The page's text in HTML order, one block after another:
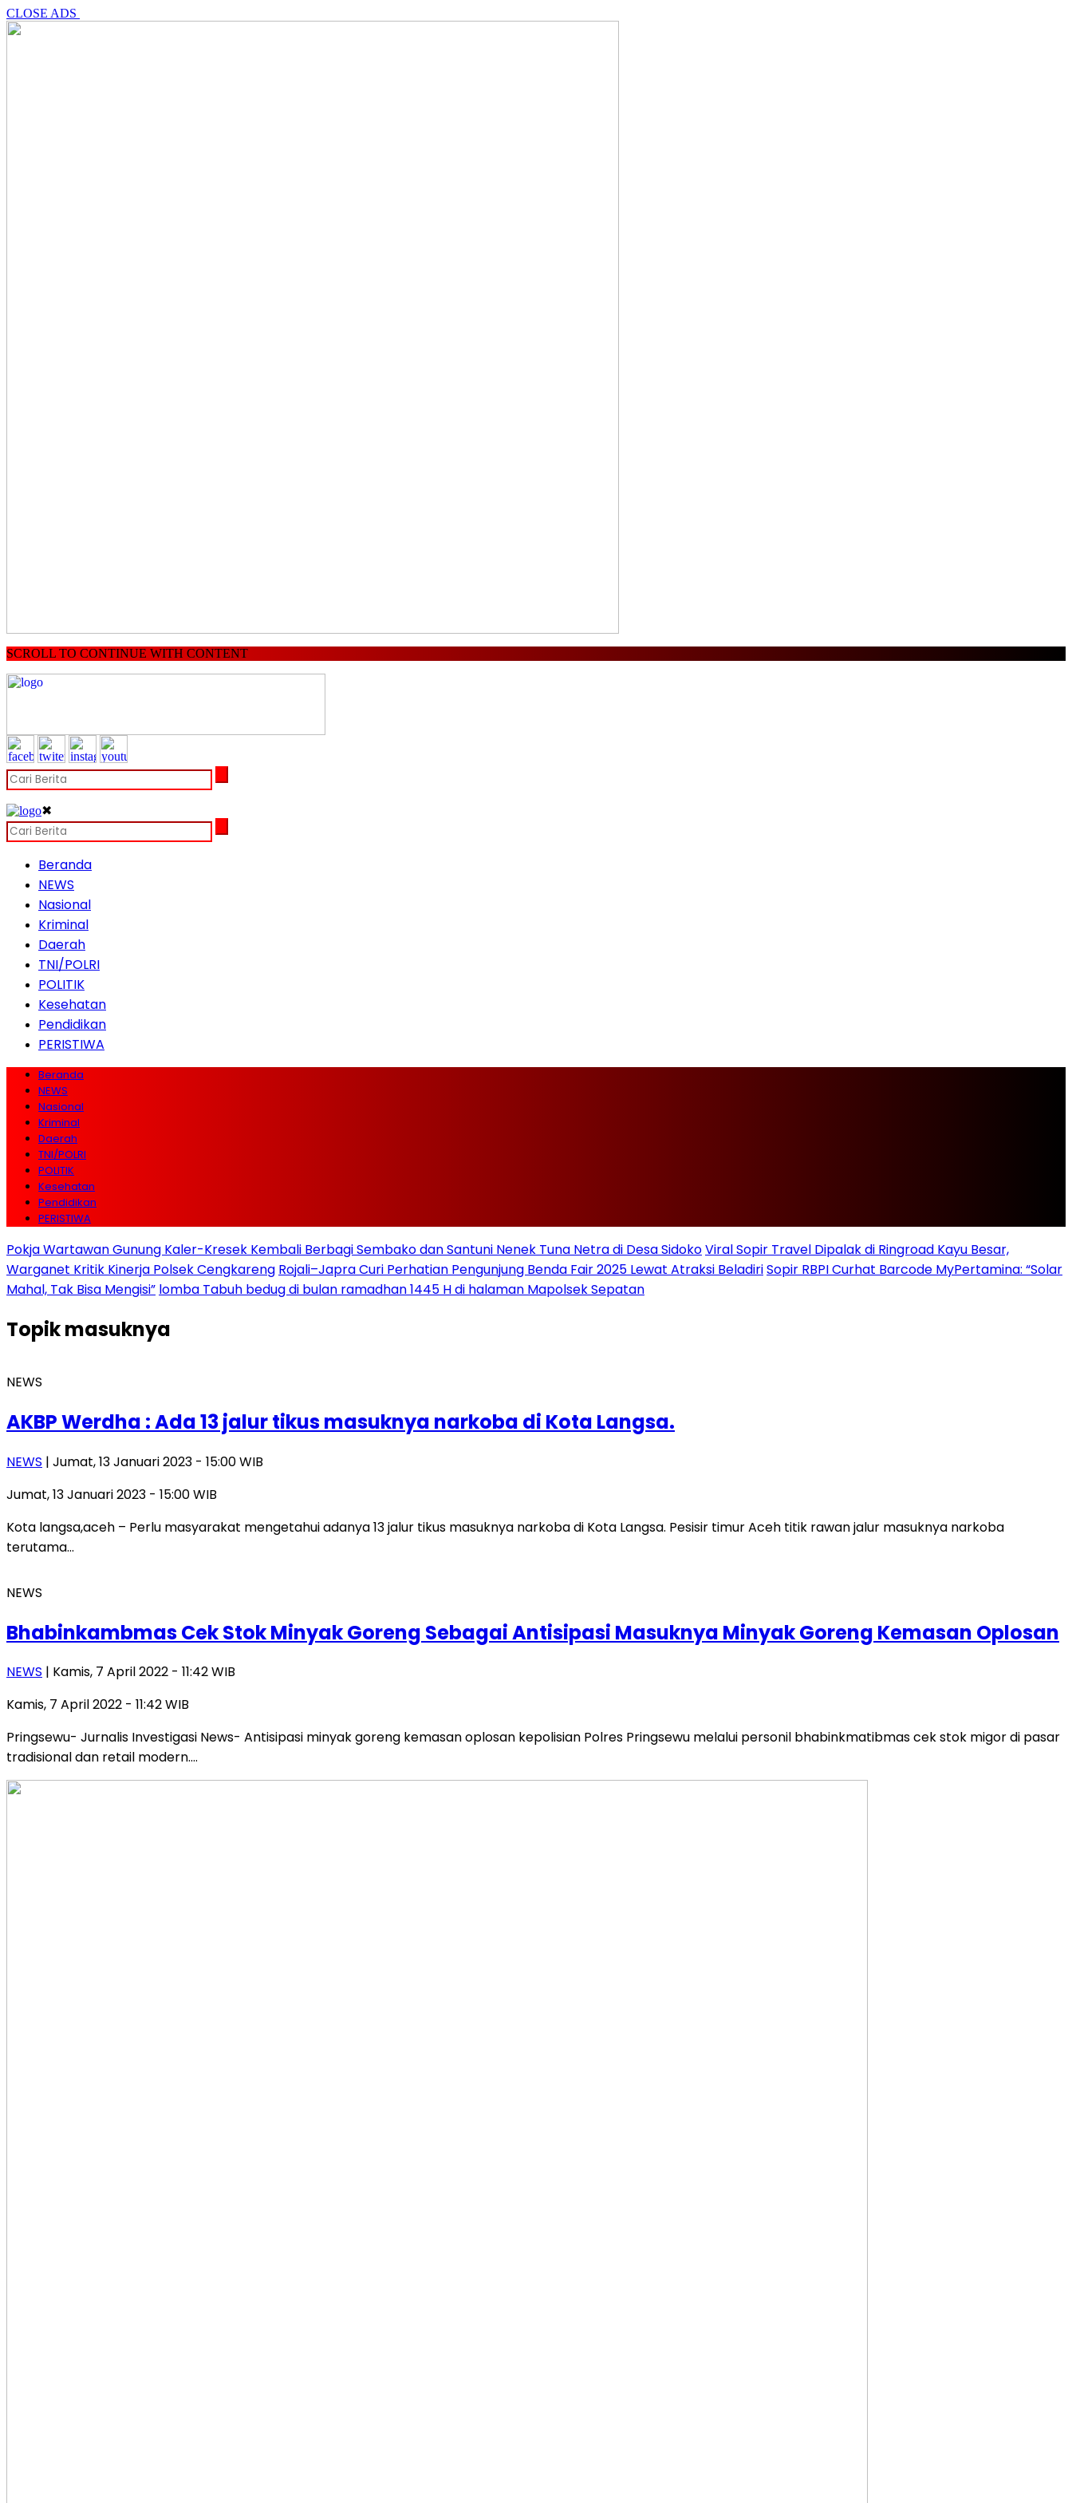
CLOSE ADS
SCROLL TO CONTINUE WITH CONTENT
✖
Beranda
NEWS
Nasional
Kriminal
Daerah
TNI/POLRI
POLITIK
Kesehatan
Pendidikan
PERISTIWA
Beranda
NEWS
Nasional
Kriminal
Daerah
TNI/POLRI
POLITIK
Kesehatan
Pendidikan
PERISTIWA
Pokja Wartawan Gunung Kaler-Kresek Kembali Berbagi Sembako dan Santuni Nenek Tuna Netra di Desa SidokoViral Sopir Travel Dipalak di Ringroad Kayu Besar,
Warganet Kritik Kinerja Polsek Cengkareng Rojali–Japra Curi Perhatian Pengunjung Benda Fair 2025 Lewat Atraksi BeladiriSopir RBPI Curhat Barcode MyPertamina: “Solar
Mahal, Tak Bisa Mengisi” lomba Tabuh bedug di bulan ramadhan 1445 H di halaman Mapolsek Sepatan
Topikmasuknya
NEWS
AKBP Werdha : Ada 13 jalur tikus masuknya narkoba di Kota Langsa.
NEWS | Jumat, 13 Januari 2023 - 15:00 WIB
Jumat, 13 Januari 2023 - 15:00 WIB
Kota langsa,aceh – Perlu masyarakat mengetahui adanya 13 jalur tikus masuknya narkoba di Kota Langsa. Pesisir timur Aceh titik rawan jalur masuknya narkoba
terutama…
NEWS
Bhabinkambmas Cek Stok Minyak Goreng Sebagai Antisipasi Masuknya Minyak Goreng Kemasan Oplosan
NEWS | Kamis, 7 April 2022 - 11:42 WIB
Kamis, 7 April 2022 - 11:42 WIB
Pringsewu- Jurnalis Investigasi News- Antisipasi minyak goreng kemasan oplosan kepolisian Polres Pringsewu melalui personil bhabinkmatibmas cek stok migor di pasar
tradisional dan retail modern….